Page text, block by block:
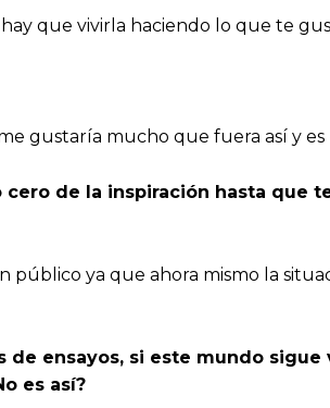
que vivirla haciendo lo que te
gustaría mucho que fuera así y
de la inspiración hasta que
ya que ahora mismo la
ensayos, si este mundo
es así?